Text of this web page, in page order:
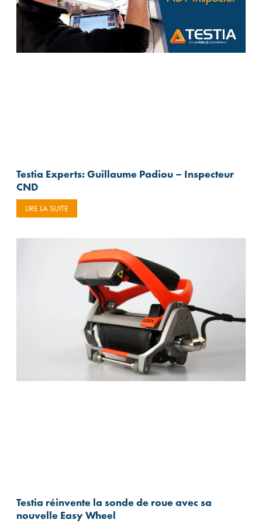
Testia Experts: Guillaume Padiou – Inspecteur
CND
LIRE LA SUITE
Testia réinvente la sonde de roue avec sa
nouvelle Easy Wheel